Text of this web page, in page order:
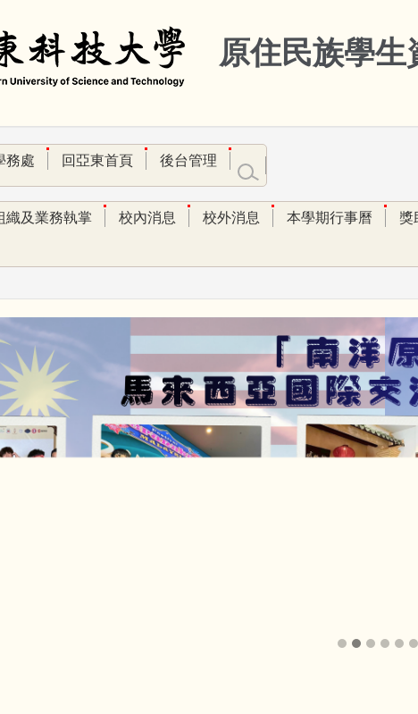
原住民族學生
務處 回亞東首頁 後台管理
織及業務執掌 校內消息 校外消息 本學期行事曆 獎